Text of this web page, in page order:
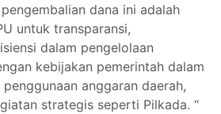
dana ini adalah
untuk transparansi,
dalam pengelolaan
kebijakan pemerintah dalam
anggaran daerah,
strategis seperti Pilkada. “